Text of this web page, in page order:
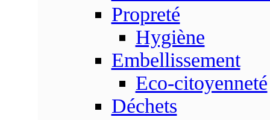
Propreté
Hygiène
Embellissement
Eco-citoyenneté
Déchets